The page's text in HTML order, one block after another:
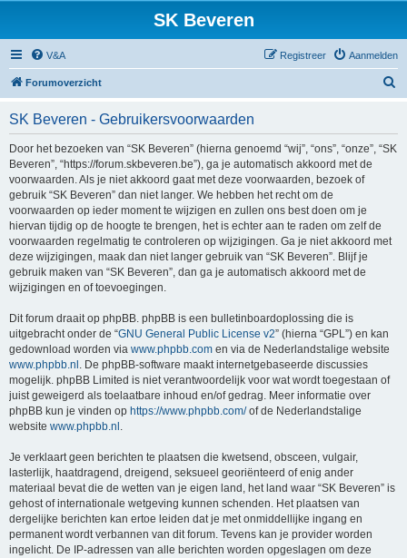
SK Beveren
V&A Aanmelden
Registreer
Forumoverzicht
SK Beveren - Gebruikersvoorwaarden
Door het bezoeken van “SK Beveren” (hierna genoemd “wij”, “ons”, “onze”, “SK
Beveren”, “https://forum.skbeveren.be”), ga je automatisch akkoord met de
voorwaarden. Als je niet akkoord gaat met deze voorwaarden, bezoek of
gebruik “SK Beveren” dan niet langer. We hebben het recht om de
voorwaarden op ieder moment te wijzigen en zullen ons best doen om je
hiervan tijdig op de hoogte te brengen, het is echter aan te raden om zelf de
voorwaarden regelmatig te controleren op wijzigingen. Ga je niet akkoord met
deze wijzigingen, maak dan niet langer gebruik van “SK Beveren”. Blijf je
gebruik maken van “SK Beveren”, dan ga je automatisch akkoord met de
wijzigingen en of toevoegingen.
Dit forum draait op phpBB. phpBB is een bulletinboardoplossing die is
uitgebracht onder de “GNU General Public License v2” (hierna “GPL”) en kan
gedownload worden via www.phpbb.com en via de Nederlandstalige website
www.phpbb.nl . De phpBB-software maakt internetgebaseerde discussies
mogelijk. phpBB Limited is niet verantwoordelijk voor wat wordt toegestaan of
juist geweigerd als toelaatbare inhoud en/of gedrag. Meer informatie over
phpBB kun je vinden op https://www.phpbb.com/of de Nederlandstalige
website www.phpbb.nl .
Je verklaart geen berichten te plaatsen die kwetsend, obsceen, vulgair,
lasterlijk, haatdragend, dreigend, seksueel georiënteerd of enig ander
materiaal bevat die de wetten van je eigen land, het land waar “SK Beveren” is
gehost of internationale wetgeving kunnen schenden. Het plaatsen van
dergelijke berichten kan ertoe leiden dat je met onmiddellijke ingang en
permanent wordt verbannen van dit forum. Tevens kan je provider worden
ingelicht. De IP-adressen van alle berichten worden opgeslagen om deze